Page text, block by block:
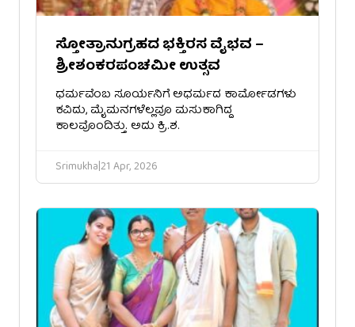
ಸ್ತೋತ್ರಾನುಗ್ರಹದ ಭಕ್ತಿರಸ ವೈಭವ –
ಶ್ರೀಶಂಕರಪಂಚಮೀ ಉತ್ಸವ
​ಧರ್ಮವೆಂಬ ಸೂರ್ಯನಿಗೆ ಅಧರ್ಮದ ಕಾರ್ಮೋಡಗಳು
ಕವಿದು, ಮೈಮನಗಳೆಲ್ಲವೂ ಮಸುಕಾಗಿದ್ದ
ಕಾಲವೊಂದಿತ್ತು. ಅದು ಕ್ರಿ.ಶ.
Srimukha|21 Apr, 2026